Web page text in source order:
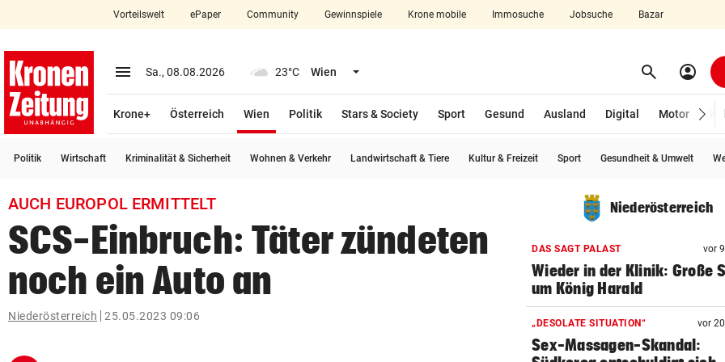
closeSchließen
account_circle Anmelden
arrow_right
bookmark
search
Suchbegriff
eingeben
Vorteilswelt ePaper Community Gewinnspiele Krone mobile Immosuche Jobsuche Bazar
menu Menü aufklappen
Sa., 08.08.2026 23°C Wien Menü aufklappen search Suchen
account_circle
Krone+ Österreich Wien
Politik
Stars & Society Sport Gesund Ausland Digital Motor
Politik Wirtschaft Kriminalität & Sicherheit Wohnen & Verkehr Landwirtschaft & Tiere Kultur & Freizeit Sport Gesundheit & Umwelt
AUCH EUROPOL ERMITTELT
SCS-Einbruch: Täter zündeten
noch ein Auto an
Niederösterreich 25.05.2023 09:06
Niederösterreich
DAS SAGT PALAST vor
Wieder in der Klinik: Große
um König Harald
„DESOLATE SITUATION“ vor
Sex-Massagen-Skandal: